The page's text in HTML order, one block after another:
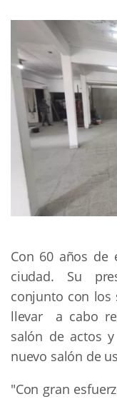
Con 60 años de
ciudad. Su
conjunto con los
llevar a cabo
salón de actos
nuevo salón de
"Con gran